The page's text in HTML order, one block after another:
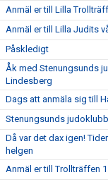
Anmäl er till Lilla
Anmäl er till Lilla Judits
Påskledigt
Åk med Stenungsunds
Lindesberg
Dags att anmäla sig till
Stenungsunds
Då var det dax igen!
helgen
Anmäl er till Trollträffen 1